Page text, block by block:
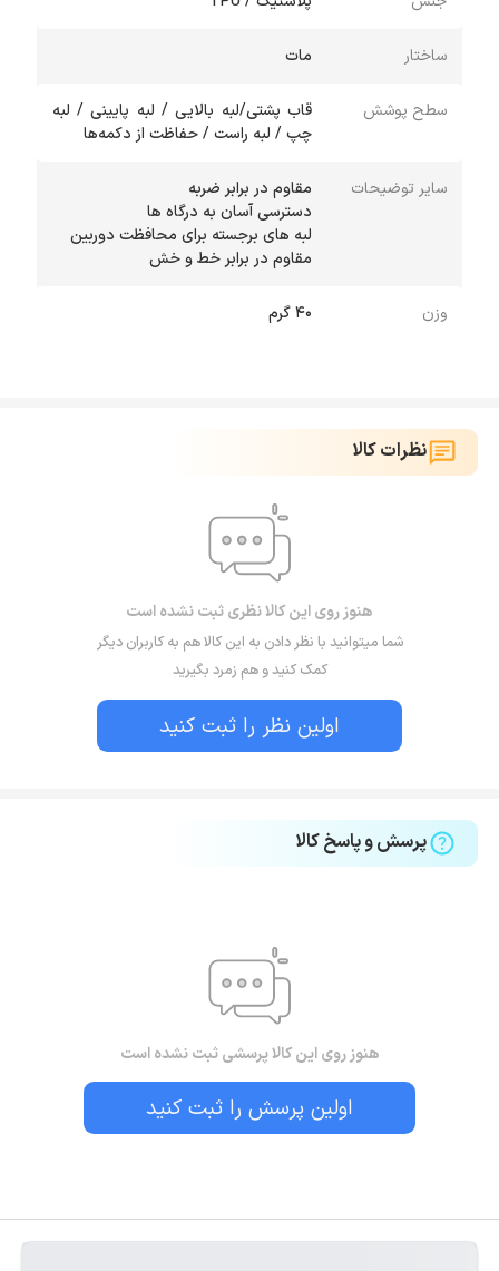
ساختار مات
سطح پوشش
قاب پشتی/لبه بالایی / لبه پایینی / لبه
چپ / لبه راست / حفاظت از دکمه‌ها
سایر توضیحات
دسترسی آسان به درگاه ها
لبه های برجسته برای محافظت دوربین
مقاوم در برابر خط و خش
وزن ۴۰ گرم
نظرات کالا
هنوز روی این کالا نظری ثبت نشده است
شما میتوانید با نظر دادن به این کالا هم به کاربران دیگر
کمک کنید و هم زمرد بگیرید
اولین نظر را ثبت کنید
پرسش و پاسخ کالا
هنوز روی این کالا پرسشی ثبت نشده است
اولین پرسش را ثبت کنید